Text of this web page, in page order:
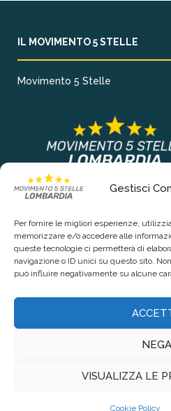
Gestisci
Per fornire le migliori esperienze,
memorizzare e/o accedere alle
queste tecnologie ci permetterà di
navigazione o ID unici su questo sito.
può influire negativamente su alcune
NEGA
VISUALIZZA LE
Cookie Policy
IL MOVIMENTO 5 STELLE
Movimento 5 Stelle
COLLEGAMENTI PRINCIPALI
Contattaci
Privacy Policy